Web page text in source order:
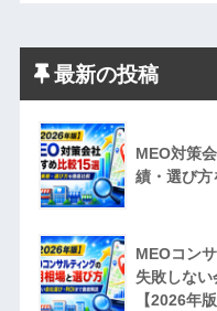
最新の投稿
MEO対策
績・選び方
MEOコン
失敗しな
【2026年版